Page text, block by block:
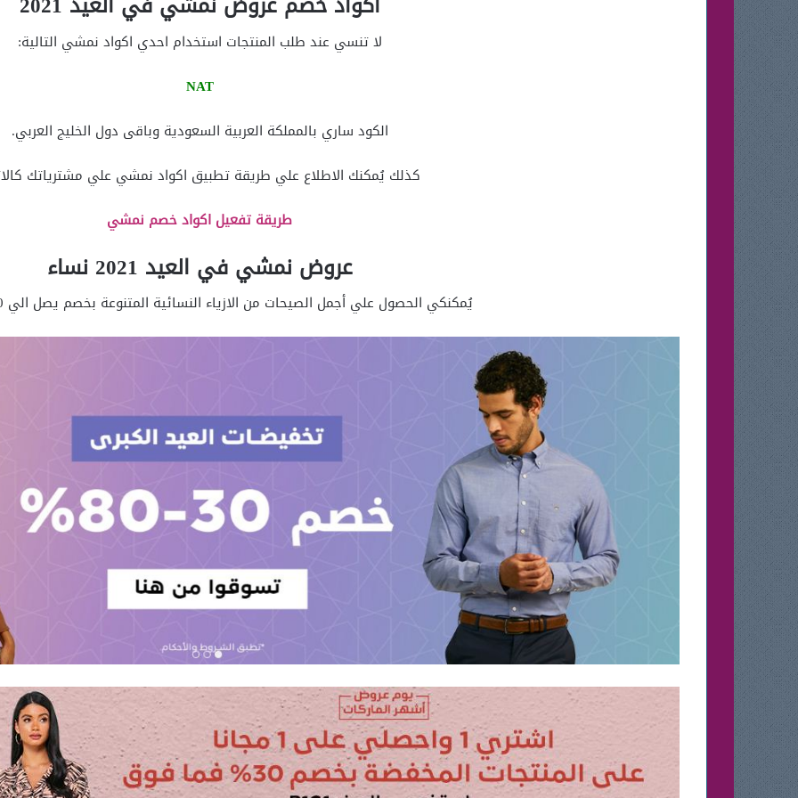
لا تنسي عند طلب المنتجات استخدام احدي اكواد نمشي التالية:
NAT
الكود ساري بالمملكة العربية السعودية وباقى دول الخليج العربي.
كذلك يُمكنك الاطلاع علي طريقة تطبيق اكواد نمشي علي مشترياتك
طريقة تفعيل اكواد خصم نمشي
عروض نمشي في العيد 2021 نساء
يُمكنكي الحصول علي أجمل الصيحات من الازياء النسائية المتنوعة بخصم يصل الي 80% كالتالي: